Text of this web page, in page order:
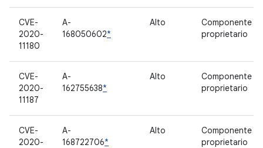
CVE-
2020-
11180
A-
168050602*
Alto
Componente
proprietario
CVE-
2020-
11187
A-
162755638*
Alto
Componente
proprietario
CVE-
2020-
A-
168722706*
Alto
Componente
proprietario